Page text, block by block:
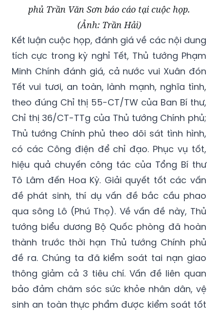
phủ Trần Văn Sơn báo cáo tại cuộc họp.
(Ảnh: Trần Hải)
Kết luận cuộc họp, đánh giá về các nội dung
tích cực trong kỳ nghỉ Tết, Thủ tướng Phạm
Minh Chính đánh giá, cả nước vui Xuân đón
Tết vui tươi, an toàn, lành mạnh, nghĩa tình,
theo đúng Chỉ thị 55-CT/TW của Ban Bí thư,
Chỉ thị 36/CT-TTg của Thủ tướng Chính phủ;
Thủ tướng Chính phủ theo dõi sát tình hình,
có các Công điện để chỉ đạo. Phục vụ tốt,
hiệu quả chuyến công tác của Tổng Bí thư
Tô Lâm đến Hoa Kỳ. Giải quyết tốt các vấn
đề phát sinh, thí dụ vấn đề bắc cầu phao
qua sông Lô (Phú Thọ). Về vấn đề này, Thủ
tướng biểu dương Bộ Quốc phòng đã hoàn
thành trước thời hạn Thủ tướng Chính phủ
đề ra. Chúng ta đã kiểm soát tai nạn giao
thông giảm cả 3 tiêu chí. Vấn đề liên quan
bảo đảm chăm sóc sức khỏe nhân dân, vệ
sinh an toàn thực phẩm được kiểm soát tốt